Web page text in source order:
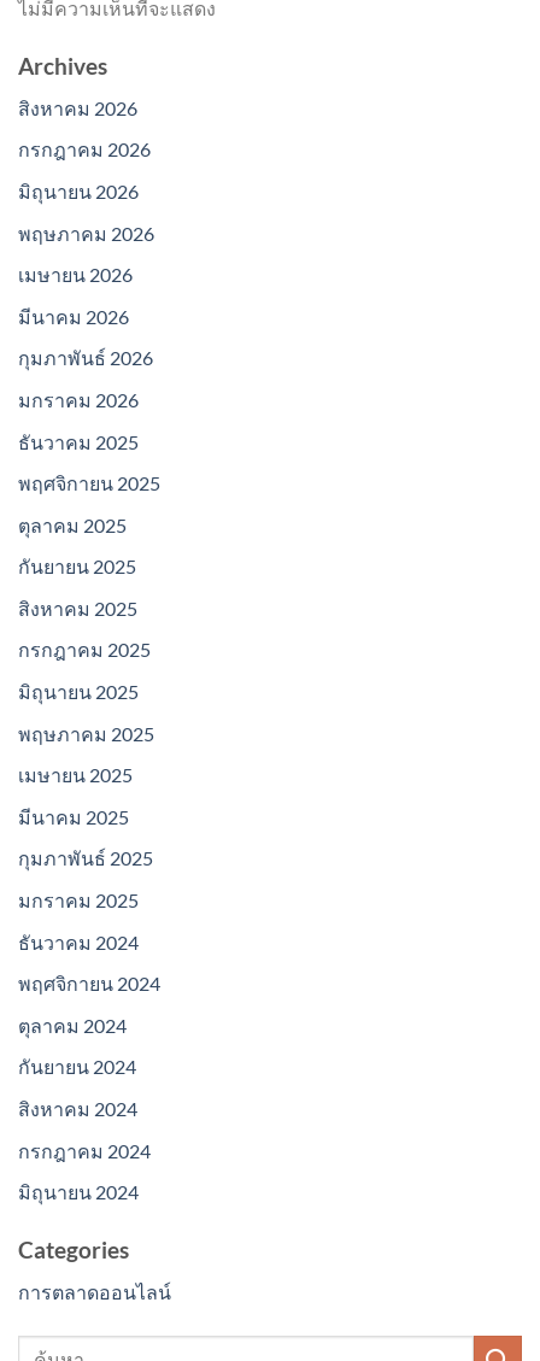
ไม่มีความเห็นที่จะแสดง
Archives
สิงหาคม 2026
กรกฎาคม 2026
มิถุนายน 2026
พฤษภาคม 2026
เมษายน 2026
มีนาคม 2026
กุมภาพันธ์ 2026
มกราคม 2026
ธันวาคม 2025
พฤศจิกายน 2025
ตุลาคม 2025
กันยายน 2025
สิงหาคม 2025
กรกฎาคม 2025
มิถุนายน 2025
พฤษภาคม 2025
เมษายน 2025
มีนาคม 2025
กุมภาพันธ์ 2025
มกราคม 2025
ธันวาคม 2024
พฤศจิกายน 2024
ตุลาคม 2024
กันยายน 2024
สิงหาคม 2024
กรกฎาคม 2024
มิถุนายน 2024
Categories
การตลาดออนไลน์